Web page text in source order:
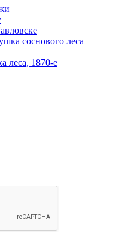
соснового леса
леса, 1870-е